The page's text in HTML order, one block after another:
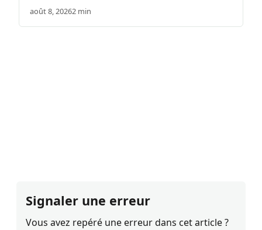
août 8, 20262 min
Signaler une erreur
Vous avez repéré une erreur dans cet article ?